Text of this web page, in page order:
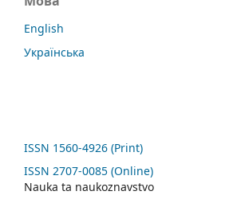
English
Українська
ISSN 1560-4926 (Print)
ISSN 2707-0085 (Online)
Nauka ta naukoznavstvo